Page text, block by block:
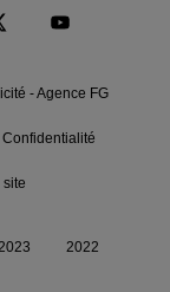
- Agence FG
site
2023 2022